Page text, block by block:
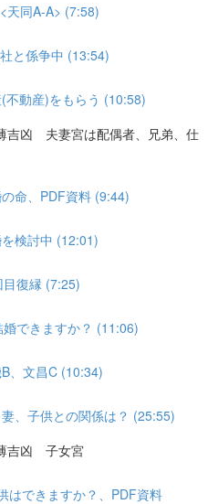
同A-A> (7:58)
と係争中 (13:54)
不動産)をもらう (10:58)
吉凶 夫妻宮は配偶者、兄弟、仕
命、PDF資料 (9:44)
検討中 (12:01)
復縁 (7:25)
できますか？ (11:06)
、文昌C (10:34)
、子供との関係は？ (25:55)
吉凶 子女宮
はできますか？、PDF資料